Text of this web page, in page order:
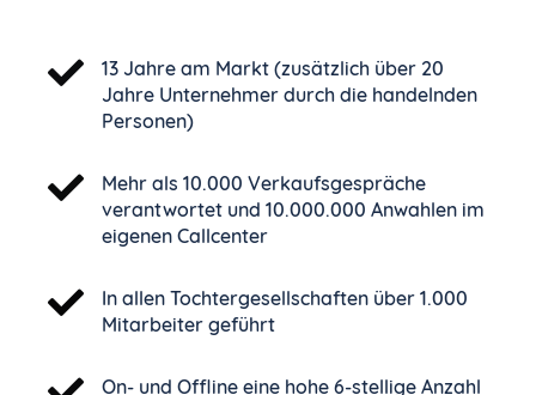
13 Jahre am Markt (zusätzlich über 20
Jahre Unternehmer durch die handelnden
Personen)
Mehr als 10.000 Verkaufsgespräche
verantwortet und 10.000.000 Anwahlen im
eigenen Callcenter
In allen Tochtergesellschaften über 1.000
Mitarbeiter geführt
On- und Offline eine hohe 6-stellige Anzahl